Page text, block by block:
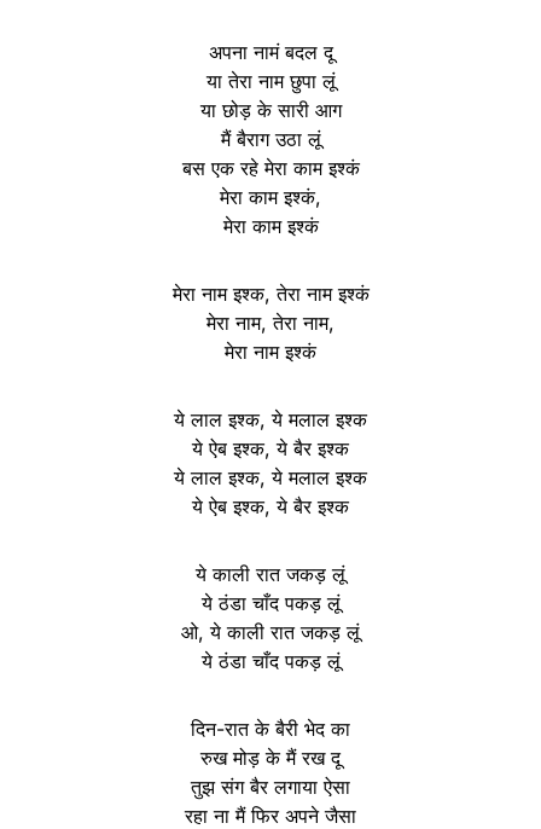
अपना नामं बदल दू
या तेरा नाम छुपा लूं
या छोड़ के सारी आग
मैं बैराग उठा लूं
बस एक रहे मेरा काम इश्कं
मेरा काम इश्कं,
मेरा काम इश्कं
मेरा नाम इश्क, तेरा नाम इश्कं
मेरा नाम, तेरा नाम,
मेरा नाम इश्कं
ये लाल इश्क, ये मलाल इश्क
ये ऐब इश्क, ये बैर इश्क
ये लाल इश्क, ये मलाल इश्क
ये ऐब इश्क, ये बैर इश्क
ये काली रात जकड़ लूं
ये ठंडा चाँद पकड़ लूं
ओ, ये काली रात जकड़ लूं
ये ठंडा चाँद पकड़ लूं
दिन-रात के बैरी भेद का
रुख मोड़ के मैं रख दू
तुझ संग बैर लगाया ऐसा
रहा ना मैं फिर अपने जैसा